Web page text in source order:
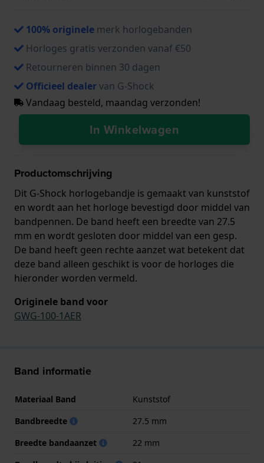
100% originele merk horlogebanden
Horloges gratis verzonden vanaf €50
Retourneren binnen 30 dagen
Officieel dealervan G-Shock
Vandaag besteld, maandag verzonden!
In Winkelwagen
Productomschrijving
Dit G-Shock horlogebandje is gemaakt van kunststof
en wordt aan het horloge bevestigd door middel van
bandpennen. De band heeft een breedte van 27.5
mm en wordt gesloten door middel van een gesp.
De band heeft geen rechte aanzet wat betekent dat
deze band alleen geschikt is voor de horloges die
hieronder worden vermeld.
Originele band voor
GWG-100-1AER
Band informatie
Materiaal Band
Kunststof
Bandbreedte
27.5 mm
Breedte bandaanzet
22 mm